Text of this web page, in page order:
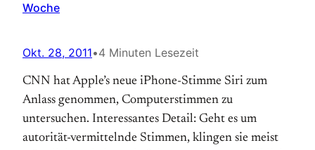
Woche
Okt. 28, 2011•4 Minuten Lesezeit
CNN hat Apple’s neue iPhone-Stimme Siri zum
Anlass genommen, Computer­stimmen zu
untersuchen. Interessantes Detail: Geht es um
autorität-vermittelnde Stimmen, klingen sie meist